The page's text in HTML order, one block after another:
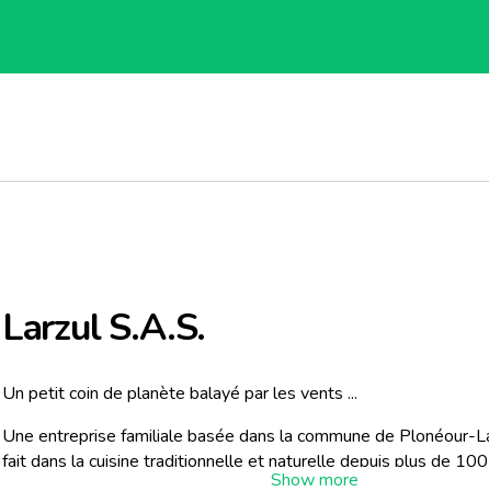
Larzul S.A.S.
Un petit coin de planète balayé par les vents ...
​Une entreprise familiale basée dans la commune de Plonéour-
fait dans la cuisine traditionnelle et naturelle depuis plus de 100